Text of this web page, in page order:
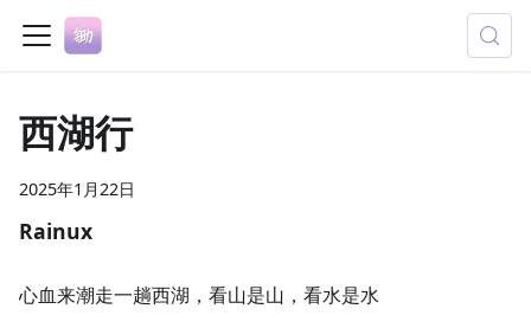
西湖行
2025年1月22日
Rainux
心血来潮走一趟西湖，看山是山，看水是水